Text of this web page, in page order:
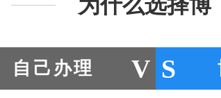
自己办理